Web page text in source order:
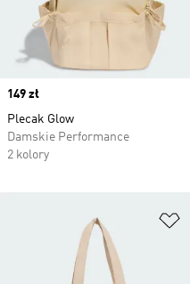
Price
149 zł
Plecak Glow
Damskie Performance
2 kolory